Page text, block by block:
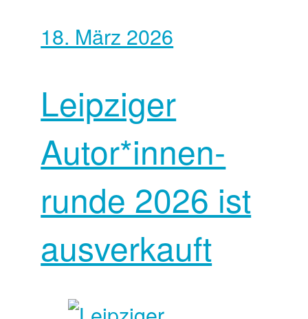
18. März 2026
Leipziger
Autor*innen­
runde 2026 ist
ausverkauft